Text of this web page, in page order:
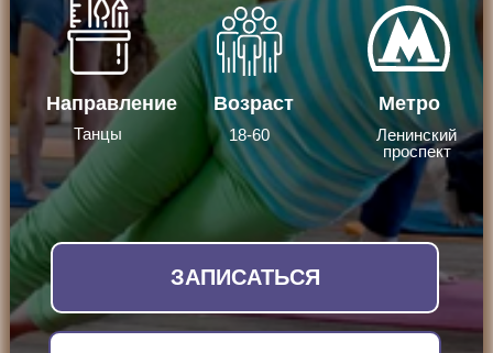
Направление
Танцы
Возраст
18-60
Метро
Ленинский
проспект
ЗАПИСАТЬСЯ